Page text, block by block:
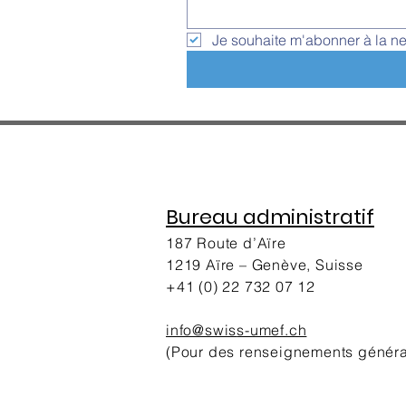
Je souhaite m'abonner à la
Bureau administratif
187 Route d’Aïre
1219 Aïre – Genève, Suisse
+41 (0) 22 732 07 12
info@swiss-umef.ch
(Pour des renseignements